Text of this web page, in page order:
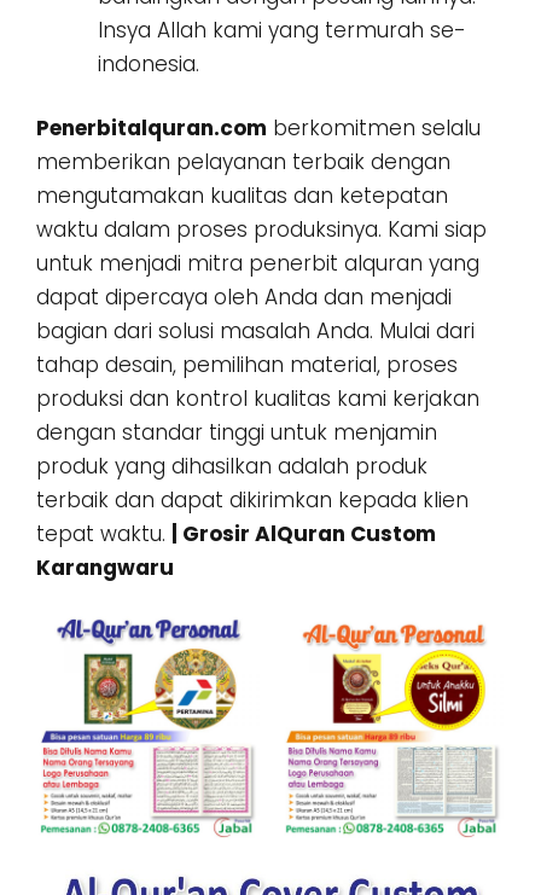
Insya Allah kami yang termurah se-
indonesia.
Penerbitalquran.com berkomitmen selalu
memberikan pelayanan terbaik dengan
mengutamakan kualitas dan ketepatan
waktu dalam proses produksinya. Kami siap
untuk menjadi mitra penerbit alquran yang
dapat dipercaya oleh Anda dan menjadi
bagian dari solusi masalah Anda. Mulai dari
tahap desain, pemilihan material, proses
produksi dan kontrol kualitas kami kerjakan
dengan standar tinggi untuk menjamin
produk yang dihasilkan adalah produk
terbaik dan dapat dikirimkan kepada klien
tepat waktu.
| Grosir AlQuran Custom
Karangwaru